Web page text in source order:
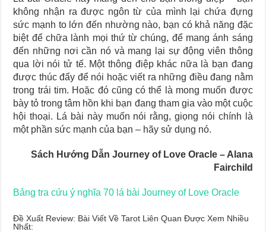
không nhận ra được ngôn từ của mình lại chứa đựng
sức mạnh to lớn đến nhường nào, bạn có khả năng đặc
biệt để chữa lành mọi thứ từ chúng, để mang ánh sáng
đến những nơi cần nó và mang lại sự động viên thông
qua lời nói tử tế. Một thông điệp khác nữa là bạn đang
được thúc đẩy để nói hoặc viết ra những điều đang nằm
trong trái tim. Hoặc đó cũng có thể là mong muốn được
bày tỏ trong tâm hồn khi bạn đang tham gia vào một cuộc
hội thoại. Lá bài này muốn nói rằng, giọng nói chính là
một phần sức mạnh của bạn – hãy sử dụng nó.
Sách Hướng Dẫn Journey of Love Oracle – Alana
Fairchild
Bảng tra cứu ý nghĩa 70 lá bài Journey of Love Oracle
Đề Xuất Review: Bài Viết Về Tarot Liên Quan Được Xem Nhiều
Nhất: